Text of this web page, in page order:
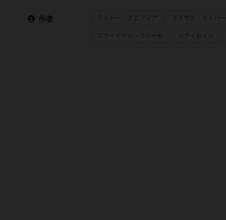
作者 ライナー・クニツィア クラウス・トイバー
フリードマン・フリーゼ カナイセイジ